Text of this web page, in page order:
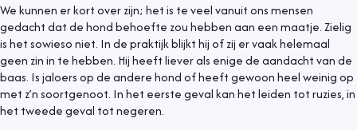
We kunnen er kort over zijn; het is te veel vanuit ons mensen
gedacht dat de hond behoefte zou hebben aan een maatje. Zielig
is het sowieso niet. In de praktijk blijkt hij of zij er vaak helemaal
geen zin in te hebben. Hij heeft liever als enige de aandacht van de
baas. Is jaloers op de andere hond of heeft gewoon heel weinig op
met z’n soortgenoot. In het eerste geval kan het leiden tot ruzies, in
het tweede geval tot negeren.